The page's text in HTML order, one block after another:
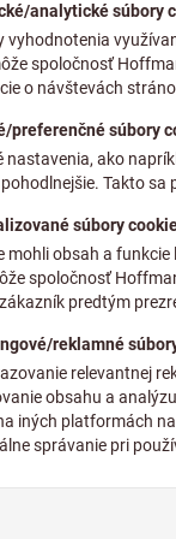
stiahnutie a dokumenty